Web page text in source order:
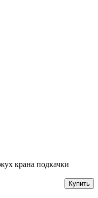
крана подкачки